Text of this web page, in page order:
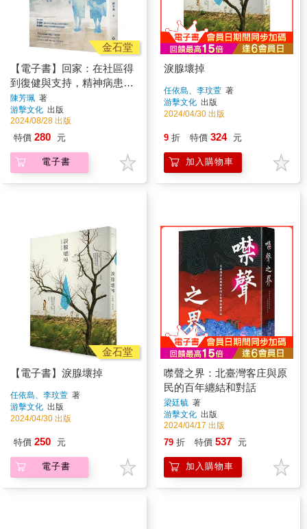
金石堂
【電子書】回家：在社區得
到復健與支持，精神病患也
能安居樂業。當生活過得
好，生病又如何？
陳芳珮 著
游擊文化 出版
2024/08/28 出版
特價 280 元
電子書
淚腺壞掉
任依島、李玟萱 著
游擊文化 出版
2024/04/30 出版
9 折 特價 324 元
加入購物車
金石堂
【電子書】淚腺壞掉
任依島、李玟萱 著
游擊文化 出版
2024/04/30 出版
特價 250 元
電子書
噤聲之界：北臺灣客庄與原
民的百年纏結和對話
梁廷毓 著
游擊文化 出版
2024/04/17 出版
79 折 特價 537 元
加入購物車